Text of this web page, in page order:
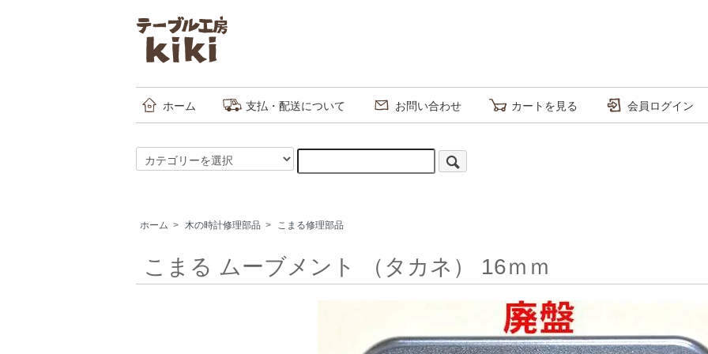
ホーム 支払・配送について お問い合わせ カートを見る 会員ログイン
ホーム > 木の時計修理部品 > こまる修理部品
こまる ムーブメント （タカネ） 16ｍｍ